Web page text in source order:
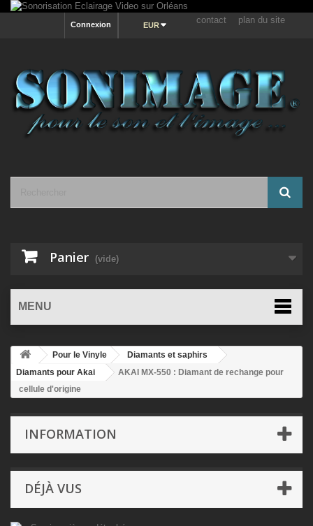
contact plan du site
EUR
Connexion
Panier (vide)
MENU
Pour le Vinyle
Diamants et saphirs
Diamants pour Akai
AKAI MX-550 : Diamant de rechange pour
cellule d'origine
INFORMATION
DÉJÀ VUS